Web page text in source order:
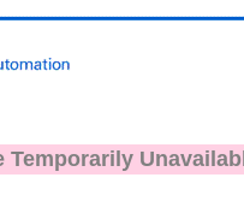
Temporarily